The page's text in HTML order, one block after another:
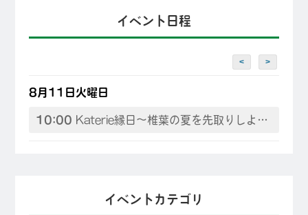
イベント日程
< >
8月11日火曜日
10:00 Katerie縁日～椎葉の夏を先取りしよう♪
イベントカテゴリ